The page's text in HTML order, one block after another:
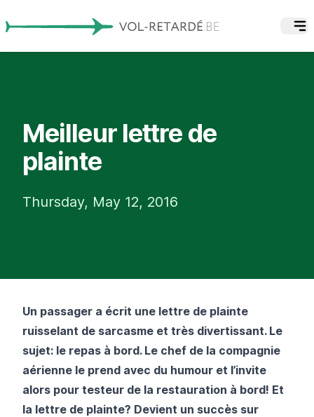
Meilleur lettre de
plainte
Thursday, May 12, 2016
Un passager a écrit une lettre de plainte
ruisselant de sarcasme et très divertissant. Le
sujet: le repas à bord. Le chef de la compagnie
aérienne le prend avec du humour et l’invite
alors pour testeur de la restauration à bord! Et
la lettre de plainte? Devient un succès sur